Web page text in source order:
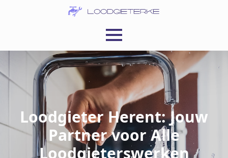
Loodgieter Herent: Jouw
Partner voor Alle
Loodgieterswerken